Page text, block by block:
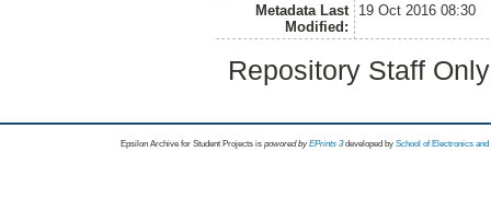
Metadata Last
Modified:
19 Oct 2016 08:30
Repository Staff
Epsilon Archive for Student Projects is powored byEPrints 3 developed by School of Electronics